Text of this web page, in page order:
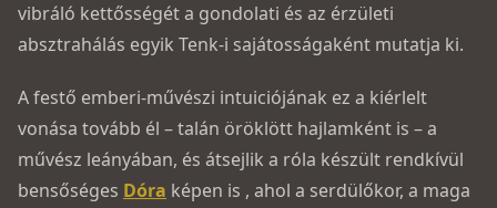
vibráló kettősségét a gondolati és az érzületi
absztrahálás egyik Tenk-i sajátosságaként mutatja ki.
A festő emberi-művészi intuiciójának ez a kiérlelt
vonása tovább él – talán öröklött hajlamként is – a
művész leányában, és átsejlik a róla készült rendkívül
bensőséges Dóra képen is , ahol a serdülőkor, a maga